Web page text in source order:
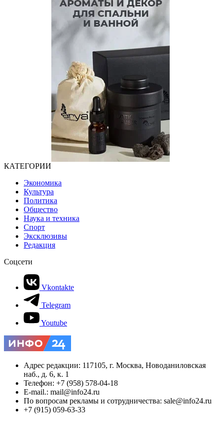
КАТЕГОРИИ
Экономика
Культура
Политика
Общество
Наука и техника
Спорт
Эксклюзивы
Редакция
Соцсети
Vkontakte
Telegram
Youtube
Адрес редакции: 117105, г. Москва, Новоданиловская
наб., д. 6, к. 1
Телефон: +7 (958) 578-04-18
E-mail.: mail@info24.ru
По вопросам рекламы и сотрудничества: sale@info24.ru
+7 (915) 059-63-33